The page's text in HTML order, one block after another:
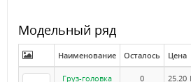
Модельный ряд
Наименование Осталось Цена
Груз-головка
0 25.20